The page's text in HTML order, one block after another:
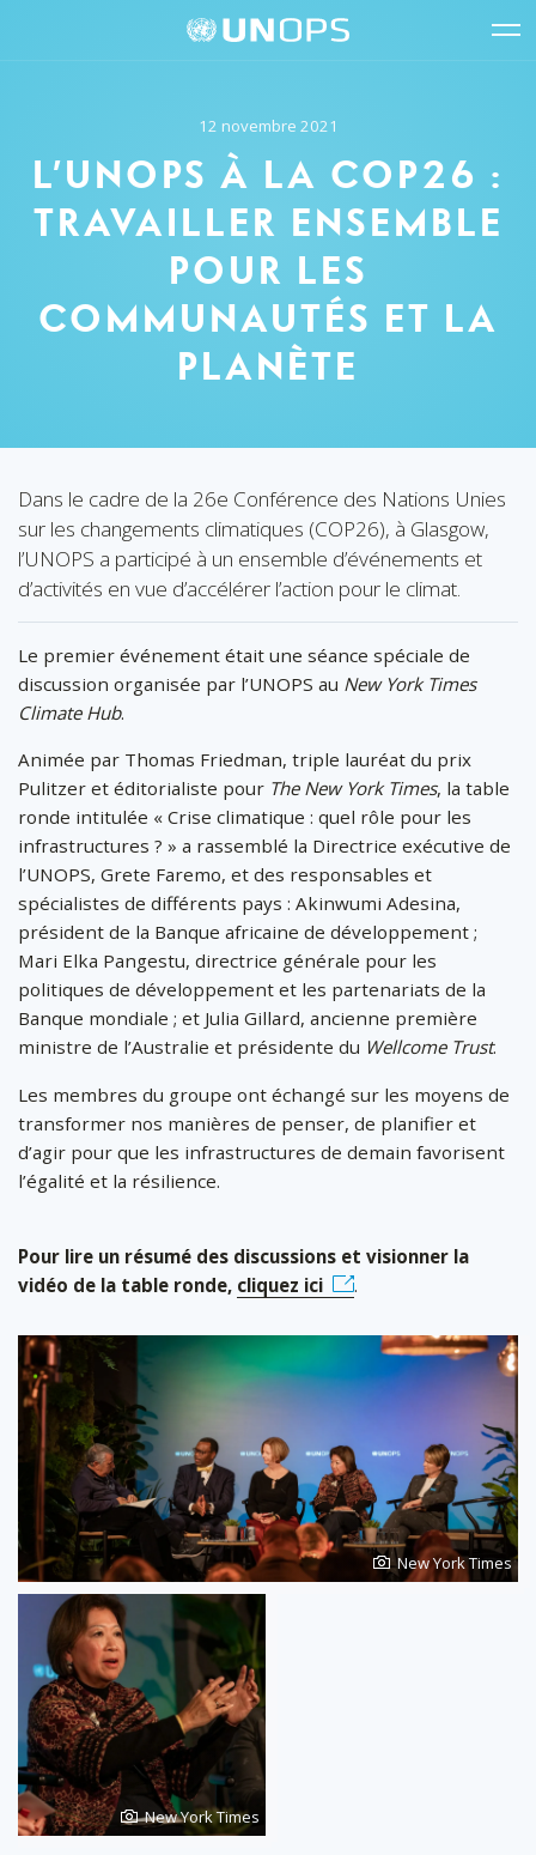
Logo
de
Project
Services
(UNOPS)
12 novembre 2021
L’UNOPS À LA COP26 :
TRAVAILLER ENSEMBLE
POUR LES
COMMUNAUTÉS ET LA
PLANÈTE
Dans le cadre de la 26e Conférence des Nations Unies
sur les changements climatiques (COP26), à Glasgow,
l’UNOPS a participé à un ensemble d’événements et
d’activités en vue d’accélérer l’action pour le climat.
Le premier événement était une séance spéciale de
discussion organisée par l’UNOPS au New York Times
Climate Hub.
Animée par Thomas Friedman, triple lauréat du prix
Pulitzer et éditorialiste pour The New York Times, la table
ronde intitulée « Crise climatique : quel rôle pour les
infrastructures ? » a rassemblé la Directrice exécutive de
l’UNOPS, Grete Faremo, et des responsables et
spécialistes de différents pays : Akinwumi Adesina,
président de la Banque africaine de développement ;
Mari Elka Pangestu, directrice générale pour les
politiques de développement et les partenariats de la
Banque mondiale ; et Julia Gillard, ancienne première
ministre de l’Australie et présidente du Wellcome Trust.
Les membres du groupe ont échangé sur les moyens de
transformer nos manières de penser, de planifier et
d’agir pour que les infrastructures de demain favorisent
l’égalité et la résilience.
Pour lire un résumé des discussions et visionner la
vidéo de la table ronde, cliquez ici .
Photo
de
New York Times
Photo
de
New York Times